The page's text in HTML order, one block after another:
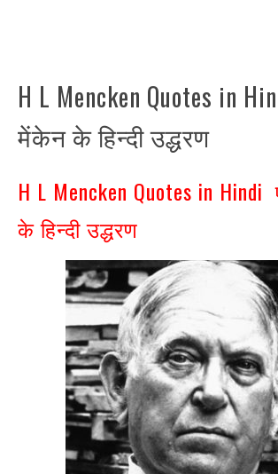
H L Mencken Quotes in
मेंकेन के हिन्दी उद्धरण
H L Mencken Quotes in
के हिन्दी उद्धरण